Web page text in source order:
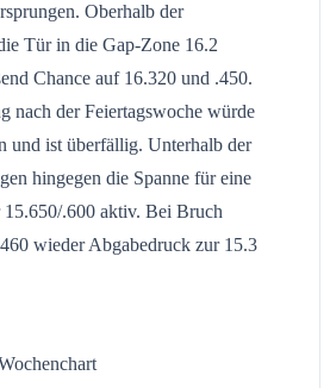
Oberhalb der
Tür in die Gap-Zone 16.2
Chance auf 16.320 und .450.
nach der Feiertagswoche würde
und ist überfällig. Unterhalb der
hingegen die Spanne für eine
.600 aktiv. Bei Bruch
wieder Abgabedruck zur 15.3